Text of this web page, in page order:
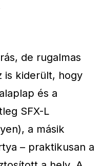
de rugalmas
is kiderült, hogy
és a
SFX-L
a másik
– praktikusan a